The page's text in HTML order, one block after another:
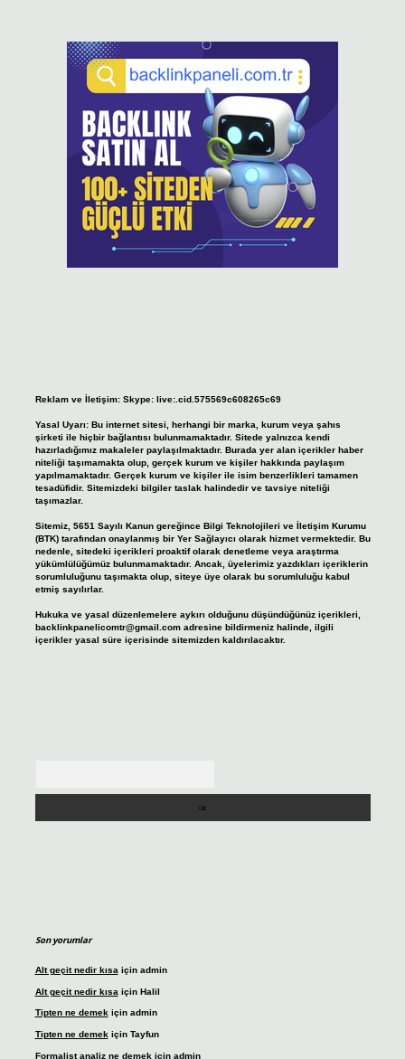
Reklam ve İletişim: Skype: live:.cid.575569c608265c69
Yasal Uyarı: Bu internet sitesi, herhangi bir marka, kurum veya şahıs
şirketi ile hiçbir bağlantısı bulunmamaktadır. Sitede yalnızca kendi
hazırladığımız makaleler paylaşılmaktadır. Burada yer alan içerikler haber
niteliği taşımamakta olup, gerçek kurum ve kişiler hakkında paylaşım
yapılmamaktadır. Gerçek kurum ve kişiler ile isim benzerlikleri tamamen
tesadüfidir. Sitemizdeki bilgiler taslak halindedir ve tavsiye niteliği
taşımazlar.
Sitemiz, 5651 Sayılı Kanun gereğince Bilgi Teknolojileri ve İletişim Kurumu
(BTK) tarafından onaylanmış bir Yer Sağlayıcı olarak hizmet vermektedir. Bu
nedenle, sitedeki içerikleri proaktif olarak denetleme veya araştırma
yükümlülüğümüz bulunmamaktadır. Ancak, üyelerimiz yazdıkları içeriklerin
sorumluluğunu taşımakta olup, siteye üye olarak bu sorumluluğu kabul
etmiş sayılırlar.
Hukuka ve yasal düzenlemelere aykırı olduğunu düşündüğünüz içerikleri,
backlinkpanelicomtr@gmail.comadresine bildirmeniz halinde, ilgili
içerikler yasal süre içerisinde sitemizden kaldırılacaktır.
Son yorumlar
Alt geçit nedir kısa için admin
Alt geçit nedir kısa için Halil
Tipten ne demekiçin admin
Tipten ne demek için Tayfun
Formalist analiz ne demek için admin